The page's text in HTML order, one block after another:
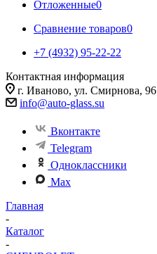
Отложенные0
Сравнение товаров0
+7 (4932) 95-22-22
Контактная информация
г. Иваново, ул. Смирнова, 96
info@auto-glass.su
Вконтакте
Telegram
Одноклассники
Max
Главная
-
Каталог
-